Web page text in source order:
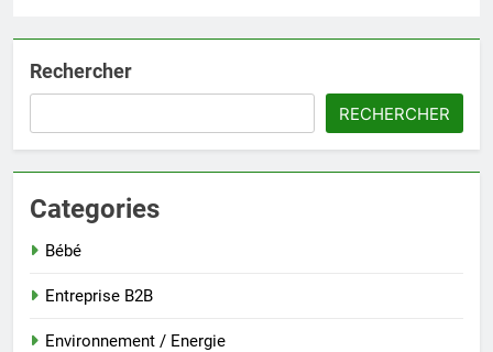
Rechercher
RECHERCHER
Categories
Bébé
Entreprise B2B
Environnement / Energie